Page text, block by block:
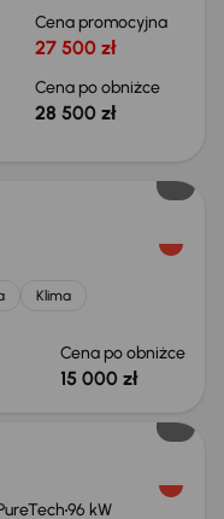
Cena promocyjna
27 500 zł
Cena po obniżce
28 500 zł
Klima
Cena po obniżce
15 000 zł
96 kW